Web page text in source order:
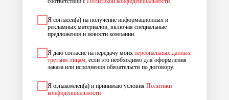
Я согласен(а) на получение информационных и
рекламных материалов, включая специальные
предложения и новости компании.
Я даю согласие на передачу моих персональных данных
третьим лицам, если это необходимо для оформления
заказа или исполнения обязательств по договору.
Я ознакомлен(а) и принимаю условия Политики
конфиденциальности